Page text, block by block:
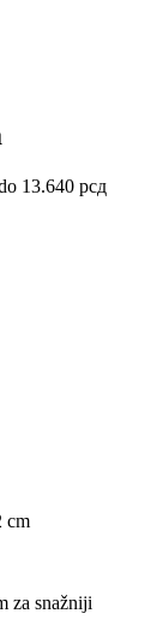
13.640 рсд
cm
za snažniji